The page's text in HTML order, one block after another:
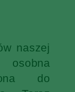
naszej
do